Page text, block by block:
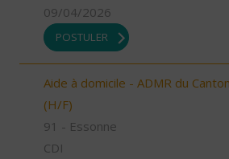
09/04/2026
POSTULER
Aide à domicile - ADMR du
(H/F)
91 - Essonne
CDI